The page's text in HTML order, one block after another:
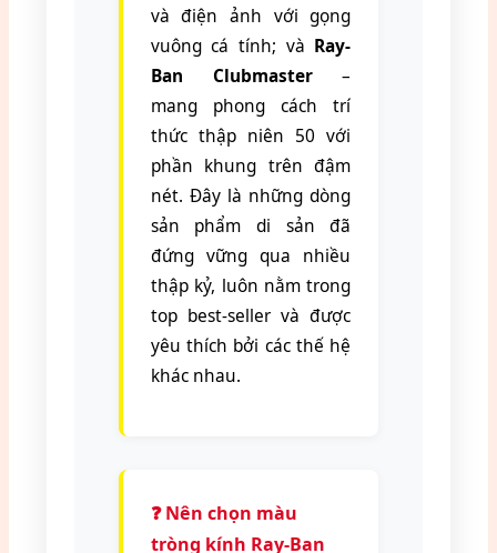
và điện ảnh với gọng
vuông cá tính; và Ray-
Ban Clubmaster–
mang phong cách trí
thức thập niên 50 với
phần khung trên đậm
nét. Đây là những dòng
sản phẩm di sản đã
đứng vững qua nhiều
thập kỷ, luôn nằm trong
top best-seller và được
yêu thích bởi các thế hệ
khác nhau.
❓ Nên chọn màu
tròng kính Ray-Ban